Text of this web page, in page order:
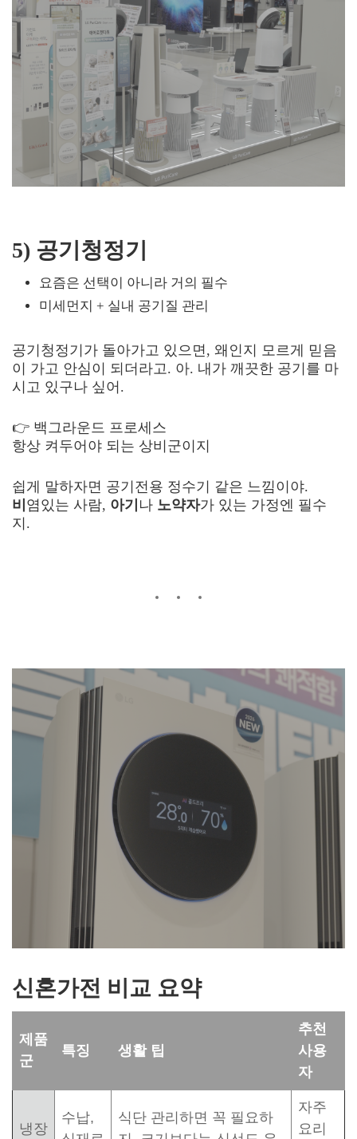
5) 공기청정기
요즘은 선택이 아니라 거의 필수
미세먼지 + 실내 공기질 관리
공기청정기가 돌아가고 있으면, 왜인지 모르게 믿음
이 가고 안심이 되더라고. 아. 내가 깨끗한 공기를 마
시고 있구나 싶어.
👉 백그라운드 프로세스
항상 켜두어야 되는 상비군이지
쉽게 말하자면 공기전용 정수기 같은 느낌이야.
비 염있는 사람, 아기 나 노약자가 있는 가정엔 필수
지.
신혼가전 비교 요약
제품
군
특징 생활 팁
추천
사용
자
냉장
수납,
식단 관리하면 꼭 필요하
자주
요리